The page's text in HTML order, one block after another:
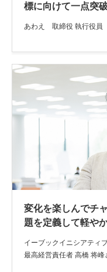
標に向けて一点突
あわえ 取締役 執行役員
変化を楽しんでチ
題を定義して軽や
イーブックイニシアティ
最高経営責任者 高橋 将峰